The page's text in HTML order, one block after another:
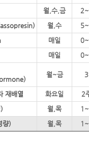
월,수,금
월,수
매일
매일
월~금 3
재배열 화요일
2
월,목
량) 월,목